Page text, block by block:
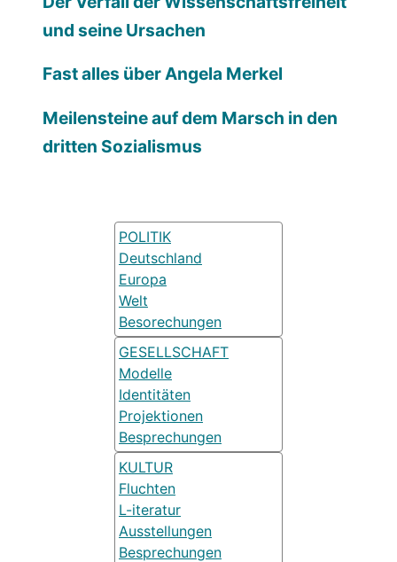
und seine Ursachen
Fast alles über Angela Merkel
Meilensteine auf dem Marsch in den
dritten Sozialismus
POLITIK
Deutschland
Europa
Welt
Besorechungen
GESELLSCHAFT
Modelle
Identitäten
Projektionen
Besprechungen
KULTUR
Fluchten
L-iteratur
Ausstellungen
Besprechungen